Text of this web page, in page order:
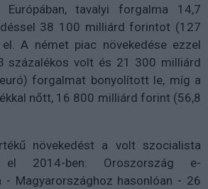
Európában, tavalyi forgalma 14,7
38 100 milliárd forintot (127
A német piac növekedése ezzel
százalékos volt és 21 300 milliárd
forgalmat bonyolított le, míg a
nőtt, 16 800 milliárd forint (56,8
növekedést a volt szocialista
2014-ben: Oroszország e-
- Magyarországhoz hasonlóan - 26